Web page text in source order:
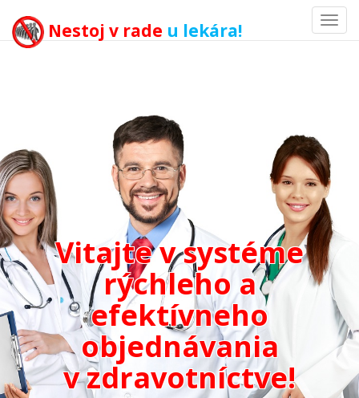
Nestoj v rade u lekára!
Vitajte v systéme
rýchleho a
efektívneho
objednávania
v zdravotníctve!